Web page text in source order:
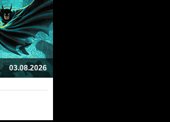
03.08.2026